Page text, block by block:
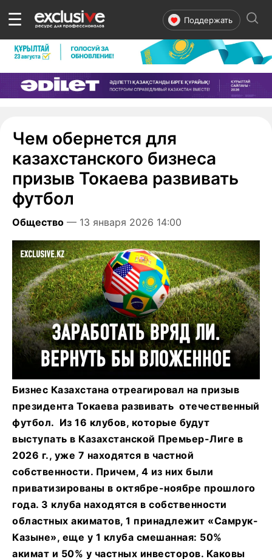
☰ Поддержать
Чем обернется для
казахстанского бизнеса
призыв Токаева развивать
футбол
Общество — 13 января 2026 14:00
Бизнес Казахстана отреагировал на призыв
президента Токаева развивать отечественный
футбол. Из 16 клубов, которые будут
выступать в Казахстанской Премьер-Лиге в
2026 г., уже 7 находятся в частной
собственности. Причем, 4 из них были
приватизированы в октябре-ноябре прошлого
года. 3 клуба находятся в собственности
областных акиматов, 1 принадлежит «Самрук-
Казыне», еще у 1 клуба смешанная: 50%
акимат и 50% у частных инвесторов. Каковы